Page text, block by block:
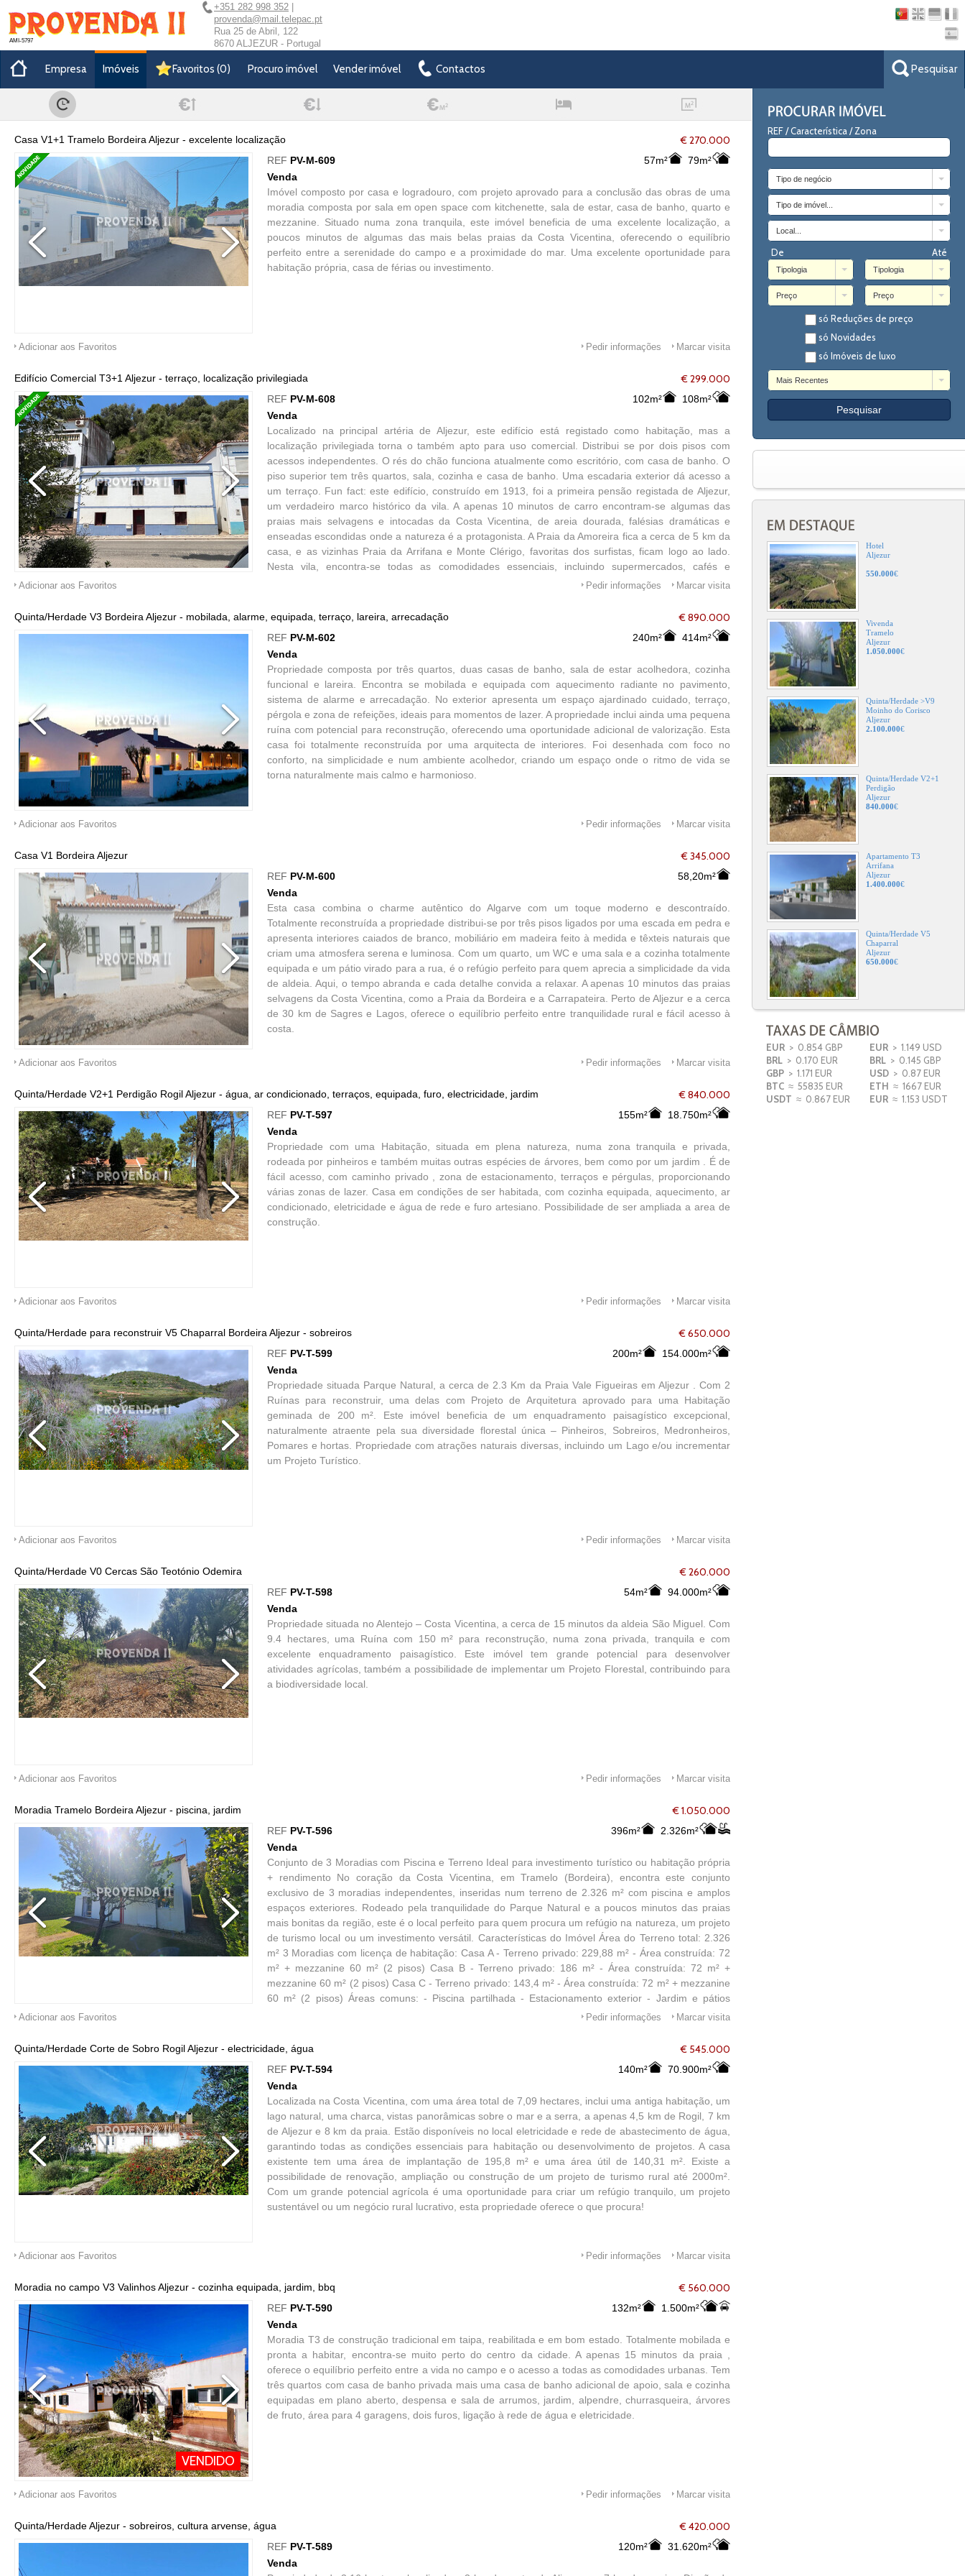
AMI-5797
+351 282 998 352
provenda@mail.telepac.pt
Rua 25 de Abril, 122
8670 ALJEZUR - Portugal
Empresa Imóveis Favoritos (0) Procuro imóvel Vender imóvel Contactos Pesquisar
REF / Característica / Zona
Tipo de negócio
Tipo de imóvel...
Local...
De Até
Tipologia Tipologia
Preço Preço
só Reduções de preço
só Novidades
só Imóveis de luxo
Mais Recentes
Hotel
Aljezur
550.000€
Vivenda
Tramelo
Aljezur
1.050.000€
Quinta/Herdade >V9
Moinho do Corisco
Aljezur
2.100.000€
Quinta/Herdade V2+1
Perdigão
Aljezur
840.000€
Apartamento T3
Arrifana
Aljezur
1.400.000€
Quinta/Herdade V5
Chaparral
Aljezur
650.000€
EUR > 0.854 GBP
BRL > 0.170 EUR
GBP > 1.171 EUR
BTC ≈ 55835 EUR
USDT ≈ 0.867 EUR
EUR> 1.149 USD
BRL> 0.145 GBP
USD> 0.87 EUR
ETH ≈ 1667 EUR
EUR≈ 1.153 USDT
€ 270.000
Casa V1+1 Tramelo Bordeira Aljezur - excelente localização
57m²
79m²
REF PV-M-609
Venda
Imóvel composto por casa e logradouro, com projeto aprovado para a conclusão das obras de uma
moradia composta por sala em open space com kitchenette, sala de estar, casa de banho, quarto e
mezzanine. Situado numa zona tranquila, este imóvel beneficia de uma excelente localização, a
poucos minutos de algumas das mais belas praias da Costa Vicentina, oferecendo o equilíbrio
perfeito entre a serenidade do campo e a proximidade do mar. Uma excelente oportunidade para
habitação própria, casa de férias ou investimento.
Adicionar aos Favoritos Marcar visita
Pedir informações
€ 299.000
Edifício Comercial T3+1 Aljezur - terraço, localização privilegiada
102m²
108m²
REF PV-M-608
Venda
Localizado na principal artéria de Aljezur, este edifício está registado como habitação, mas a
localização privilegiada torna o também apto para uso comercial. Distribui se por dois pisos com
acessos independentes. O rés do chão funciona atualmente como escritório, com casa de banho. O
piso superior tem três quartos, sala, cozinha e casa de banho. Uma escadaria exterior dá acesso a
um terraço. Fun fact: este edifício, construído em 1913, foi a primeira pensão registada de Aljezur,
um verdadeiro marco histórico da vila. A apenas 10 minutos de carro encontram-se algumas das
praias mais selvagens e intocadas da Costa Vicentina, de areia dourada, falésias dramáticas e
enseadas escondidas onde a natureza é a protagonista. A Praia da Amoreira fica a cerca de 5 km da
casa, e as vizinhas Praia da Arrifana e Monte Clérigo, favoritas dos surfistas, ficam logo ao lado.
Nesta vila, encontra-se todas as comodidades essenciais, incluindo supermercados, cafés e
restaurantes locais, centro de Saúde, escola, bancos, correios, bem como um castelo medieval e
de distância, e o Aeroporto de Faro fica a aproximadamente 125 km. Perfeita para quem procura
onde o Algarve revela o seu lado mais genuíno e intemporal.
Adicionar aos Favoritos Marcar visita
Pedir informações
€ 890.000
Quinta/Herdade V3 Bordeira Aljezur - mobilada, alarme, equipada, terraço, lareira, arrecadação
240m²
414m²
REF PV-M-602
Venda
Propriedade composta por três quartos, duas casas de banho, sala de estar acolhedora, cozinha
funcional e lareira. Encontra se mobilada e equipada com aquecimento radiante no pavimento,
sistema de alarme e arrecadação. No exterior apresenta um espaço ajardinado cuidado, terraço,
pérgola e zona de refeições, ideais para momentos de lazer. A propriedade inclui ainda uma pequena
ruína com potencial para reconstrução, oferecendo uma oportunidade adicional de valorização. Esta
casa foi totalmente reconstruída por uma arquitecta de interiores. Foi desenhada com foco no
conforto, na simplicidade e num ambiente acolhedor, criando um espaço onde o ritmo de vida se
torna naturalmente mais calmo e harmonioso.
Adicionar aos Favoritos Marcar visita
Pedir informações
€ 345.000
Casa V1 Bordeira Aljezur
58,20m²
REF PV-M-600
Venda
Esta casa combina o charme autêntico do Algarve com um toque moderno e descontraído.
Totalmente reconstruída a propriedade distribui-se por três pisos ligados por uma escada em pedra e
apresenta interiores caiados de branco, mobiliário em madeira feito à medida e têxteis naturais que
criam uma atmosfera serena e luminosa. Com um quarto, um WC e uma sala e a cozinha totalmente
equipada e um pátio virado para a rua, é o refúgio perfeito para quem aprecia a simplicidade da vida
de aldeia. Aqui, o tempo abranda e cada detalhe convida a relaxar. A apenas 10 minutos das praias
selvagens da Costa Vicentina, como a Praia da Bordeira e a Carrapateira. Perto de Aljezur e a cerca
de 30 km de Sagres e Lagos, oferece o equilíbrio perfeito entre tranquilidade rural e fácil acesso à
costa.
Adicionar aos Favoritos Marcar visita
Pedir informações
€ 840.000
Quinta/Herdade V2+1 Perdigão Rogil Aljezur - água, ar condicionado, terraços, equipada, furo, electricidade, jardim
155m²
18.750m²
REF PV-T-597
Venda
Propriedade com uma Habitação, situada em plena natureza, numa zona tranquila e privada,
rodeada por pinheiros e também muitas outras espécies de árvores, bem como por um jardim . É de
fácil acesso, com caminho privado , zona de estacionamento, terraços e pérgulas, proporcionando
várias zonas de lazer. Casa em condições de ser habitada, com cozinha equipada, aquecimento, ar
condicionado, eletricidade e água de rede e furo artesiano. Possibilidade de ser ampliada a area de
construção.
Adicionar aos Favoritos Marcar visita
Pedir informações
€ 650.000
Quinta/Herdade para reconstruir V5 Chaparral Bordeira Aljezur - sobreiros
200m²
154.000m²
REF PV-T-599
Venda
Propriedade situada Parque Natural, a cerca de 2.3 Km da Praia Vale Figueiras em Aljezur . Com 2
Ruínas para reconstruir, uma delas com Projeto de Arquitetura aprovado para uma Habitação
geminada de 200 m². Este imóvel beneficia de um enquadramento paisagístico excepcional,
naturalmente atraente pela sua diversidade florestal única – Pinheiros, Sobreiros, Medronheiros,
Pomares e hortas. Propriedade com atrações naturais diversas, incluindo um Lago e/ou incrementar
um Projeto Turístico.
Adicionar aos Favoritos Marcar visita
Pedir informações
€ 260.000
Quinta/Herdade V0 Cercas São Teotónio Odemira
54m²
94.000m²
REF PV-T-598
Venda
Propriedade situada no Alentejo – Costa Vicentina, a cerca de 15 minutos da aldeia São Miguel. Com
9.4 hectares, uma Ruína com 150 m² para reconstrução, numa zona privada, tranquila e com
excelente enquadramento paisagístico. Este imóvel tem grande potencial para desenvolver
atividades agrícolas, também a possibilidade de implementar um Projeto Florestal, contribuindo para
a biodiversidade local.
Adicionar aos Favoritos Marcar visita
Pedir informações
€ 1.050.000
Moradia Tramelo Bordeira Aljezur - piscina, jardim
396m²
2.326m²
REF PV-T-596
Venda
Conjunto de 3 Moradias com Piscina e Terreno Ideal para investimento turístico ou habitação própria
+ rendimento No coração da Costa Vicentina, em Tramelo (Bordeira), encontra este conjunto
exclusivo de 3 moradias independentes, inseridas num terreno de 2.326 m² com piscina e amplos
espaços exteriores. Rodeado pela tranquilidade do Parque Natural e a poucos minutos das praias
mais bonitas da região, este é o local perfeito para quem procura um refúgio na natureza, um projeto
de turismo local ou um investimento versátil. Características do Imóvel Área do Terreno total: 2.326
m² 3 Moradias com licença de habitação: Casa A - Terreno privado: 229,88 m² - Área construída: 72
m² + mezzanine 60 m² (2 pisos) Casa B - Terreno privado: 186 m² - Área construída: 72 m² +
mezzanine 60 m² (2 pisos) Casa C - Terreno privado: 143,4 m² - Área construída: 72 m² + mezzanine
60 m² (2 pisos) Áreas comuns: - Piscina partilhada - Estacionamento exterior - Jardim e pátios
envolventes (aprox. 1.500 m²) Localização Premium: - A 10 min das praias da Arrifana, Amoreira e
(supermercados, escolas, comércio) - A 30 min de Lagos Potencial: - Investimento em alojamento
Casa para famílias ou grupos que procuram qualidade de vida e natureza Contacte-nos para mais
informações e para agendar a sua visita! Este é um imóvel raro na região — não perca a
oportunidade!
Adicionar aos Favoritos Marcar visita
Pedir informações
€ 545.000
Quinta/Herdade Corte de Sobro Rogil Aljezur - electricidade, água
140m²
70.900m²
REF PV-T-594
Venda
Localizada na Costa Vicentina, com uma área total de 7,09 hectares, inclui uma antiga habitação, um
lago natural, uma charca, vistas panorâmicas sobre o mar e a serra, a apenas 4,5 km de Rogil, 7 km
de Aljezur e 8 km da praia. Estão disponíveis no local eletricidade e rede de abastecimento de água,
garantindo todas as condições essenciais para habitação ou desenvolvimento de projetos. A casa
existente tem uma área de implantação de 195,8 m² e uma área útil de 140,31 m². Existe a
possibilidade de renovação, ampliação ou construção de um projeto de turismo rural até 2000m².
Com um grande potencial agrícola é uma oportunidade para criar um refúgio tranquilo, um projeto
sustentável ou um negócio rural lucrativo, esta propriedade oferece o que procura!
Adicionar aos Favoritos Marcar visita
Pedir informações
€ 560.000
Moradia no campo V3 Valinhos Aljezur - cozinha equipada, jardim, bbq
VENDIDO
132m² 1.500m²
REF PV-T-590
Venda
Moradia T3 de construção tradicional em taipa, reabilitada e em bom estado. Totalmente mobilada e
pronta a habitar, encontra-se muito perto do centro da cidade. A apenas 15 minutos da praia ,
oferece o equilíbrio perfeito entre a vida no campo e o acesso a todas as comodidades urbanas. Tem
três quartos com casa de banho privada mais uma casa de banho adicional de apoio, sala e cozinha
equipadas em plano aberto, despensa e sala de arrumos, jardim, alpendre, churrasqueira, árvores
de fruto, área para 4 garagens, dois furos, ligação à rede de água e eletricidade.
Adicionar aos Favoritos Marcar visita
Pedir informações
€ 420.000
Quinta/Herdade Aljezur - sobreiros, cultura arvense, água
120m²
31.620m²
REF PV-T-589
Venda